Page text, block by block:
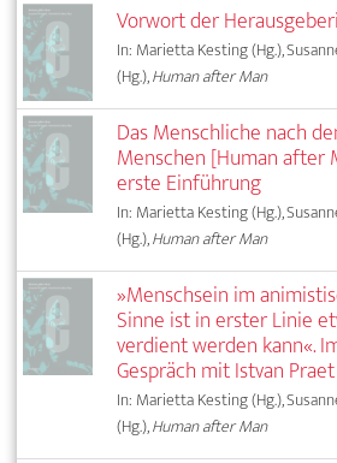
Vorwort der
In: Marietta Kesting (Hg.),
(Hg.),Human after Man
Das Menschliche nach
Menschen [Human after
erste Einführung
In: Marietta Kesting (Hg.),
(Hg.),Human after Man
»Menschsein im
Sinne ist in erster Linie
verdient werden kann«.
Gespräch mit Istvan Praet
In: Marietta Kesting (Hg.),
(Hg.),Human after Man